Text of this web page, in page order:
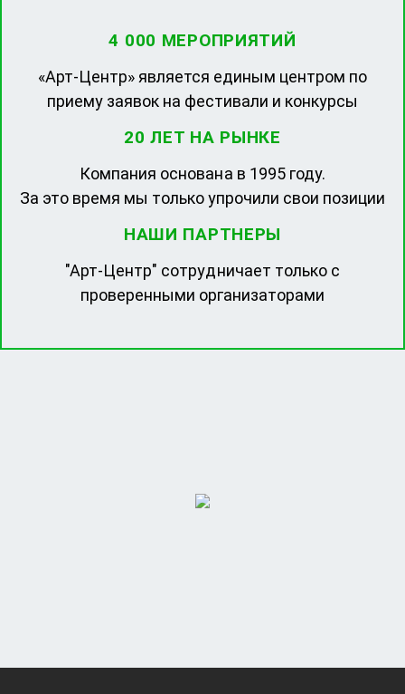
4 000 МЕРОПРИЯТИЙ
«Арт-Центр» является единым центром по
приему заявок на фестивали и конкурсы
20 ЛЕТ НА РЫНКЕ
Компания основана в 1995 году.
За это время мы только упрочили свои позиции
НАШИ ПАРТНЕРЫ
"Арт-Центр" сотрудничает только с
проверенными организаторами